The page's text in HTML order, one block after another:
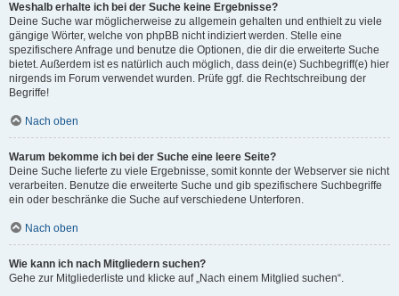
Weshalb erhalte ich bei der Suche keine Ergebnisse?
Deine Suche war möglicherweise zu allgemein gehalten und enthielt zu viele
gängige Wörter, welche von phpBB nicht indiziert werden. Stelle eine
spezifischere Anfrage und benutze die Optionen, die dir die erweiterte Suche
bietet. Außerdem ist es natürlich auch möglich, dass dein(e) Suchbegriff(e) hier
nirgends im Forum verwendet wurden. Prüfe ggf. die Rechtschreibung der
Begriffe!
Nach oben
Warum bekomme ich bei der Suche eine leere Seite?
Deine Suche lieferte zu viele Ergebnisse, somit konnte der Webserver sie nicht
verarbeiten. Benutze die erweiterte Suche und gib spezifischere Suchbegriffe
ein oder beschränke die Suche auf verschiedene Unterforen.
Nach oben
Wie kann ich nach Mitgliedern suchen?
Gehe zur Mitgliederliste und klicke auf „Nach einem Mitglied suchen“.